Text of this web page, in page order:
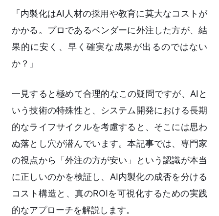
「内製化はAI人材の採用や教育に莫大なコストが
かかる。プロであるベンダーに外注した方が、結
果的に安く、早く確実な成果が出るのではない
か？」
一見すると極めて合理的なこの疑問ですが、AIと
いう技術の特殊性と、システム開発における長期
的なライフサイクルを考慮すると、そこには思わ
ぬ落とし穴が潜んでいます。本記事では、専門家
の視点から「外注の方が安い」という認識が本当
に正しいのかを検証し、AI内製化の成否を分ける
コスト構造と、真のROIを可視化するための実践
的なアプローチを解説します。